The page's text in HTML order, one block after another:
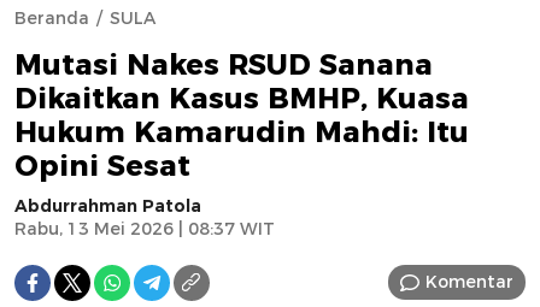
Beranda SULA
Mutasi Nakes RSUD Sanana
Dikaitkan Kasus BMHP, Kuasa
Hukum Kamarudin Mahdi: Itu
Opini Sesat
Abdurrahman Patola
Rabu, 13 Mei 2026 | 08:37 WIT
Komentar